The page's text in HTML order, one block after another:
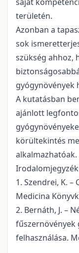
területén.
Azonban a
sok
szükség ahhoz,
gyógynövények
A kutatásban
ajánlott
körültekintés
alkalmazhatóak.
1. Szendrei, K. –
Medicina
2. Bernáth, J. –
fűszernövények
felhasználása.